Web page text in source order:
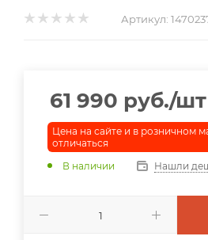
Артикул:
61 990 руб./шт
Цена на сайте и в розничном
отличаться
В наличии
Нашли